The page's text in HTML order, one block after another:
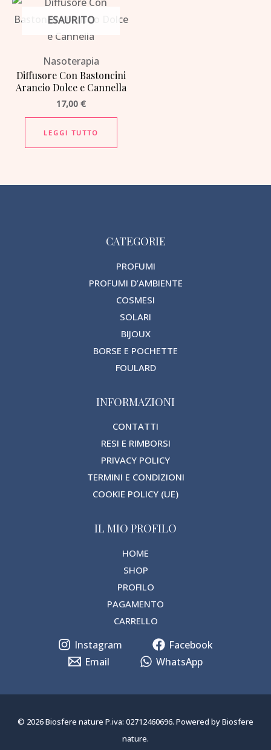
ESAURITO
Nasoterapia
Diffusore Con Bastoncini
Arancio Dolce e Cannella
17,00 €
LEGGI TUTTO
CATEGORIE
PROFUMI
PROFUMI D’AMBIENTE
COSMESI
SOLARI
BIJOUX
BORSE E POCHETTE
FOULARD
INFORMAZIONI
CONTATTI
RESI E RIMBORSI
PRIVACY POLICY
TERMINI E CONDIZIONI
COOKIE POLICY (UE)
IL MIO PROFILO
HOME
SHOP
PROFILO
PAGAMENTO
CARRELLO
Instagram
Facebook
Email
WhatsApp
© 2026 Biosfere nature P.iva: 02712460696. Powered by Biosfere
nature.